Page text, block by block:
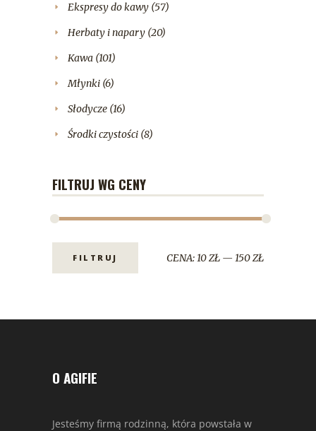
Ekspresy do kawy (57)
Herbaty i napary (20)
Kawa (101)
Młynki (6)
Słodycze (16)
Środki czystości (8)
FILTRUJ WG CENY
FILTRUJ CENA:10 ZŁ — 150 ZŁ
O AGIFIE
Jesteśmy firmą rodzinną, która powstała w